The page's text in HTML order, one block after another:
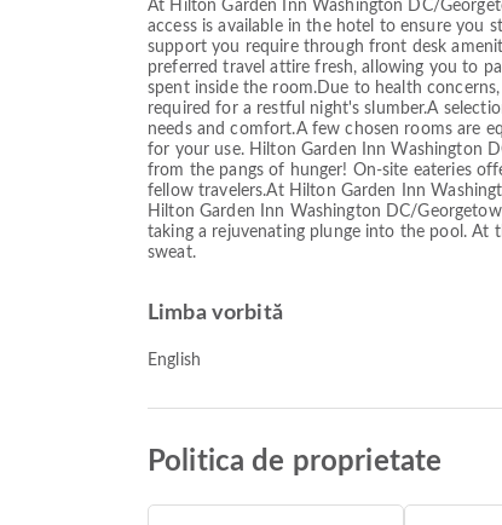
At Hilton Garden Inn Washington DC/
access is available in the hotel to ensure you
support you require through front desk
preferred travel attire fresh, allowing you to
spent inside the room.Due to health
required for a restful night's slumber.A
needs and comfort.A few chosen rooms are
for your use. Hilton Garden Inn Washington
from the pangs of hunger! On-site eateries
fellow travelers.At Hilton Garden Inn
Hilton Garden Inn Washington DC/
taking a rejuvenating plunge into the pool. At
sweat.
Limba vorbită
English
Politica de proprietate